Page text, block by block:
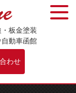
板金塗装
動車函館
わせ